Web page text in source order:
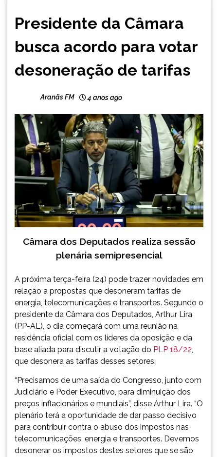
NOTÍCIAS
Presidente da Câmara
busca acordo para votar
desoneração de tarifas
Aranãs FM 4 anos ago
Câmara dos Deputados realiza sessão
plenária semipresencial
A próxima terça-feira (24) pode trazer novidades em
relação a propostas que desoneram tarifas de
energia, telecomunicações e transportes. Segundo o
presidente da Câmara dos Deputados, Arthur Lira
(PP-AL), o dia começará com uma reunião na
residência oficial com os líderes da oposição e da
base aliada para discutir a votação do PLP 18/22,
que desonera as tarifas desses setores.
“Precisamos de uma saída do Congresso, junto com
Judiciário e Poder Executivo, para diminuição dos
preços inflacionários e mundiais”, disse Arthur Lira. “O
plenário terá a oportunidade de dar passo decisivo
para contribuir contra o abuso dos impostos nas
telecomunicações, energia e transportes. Devemos
desonerar os impostos destes setores que se são